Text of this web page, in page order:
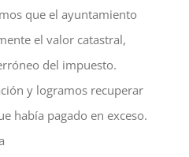
que el ayuntamiento
el valor catastral,
del impuesto.
y logramos recuperar
había pagado en exceso.